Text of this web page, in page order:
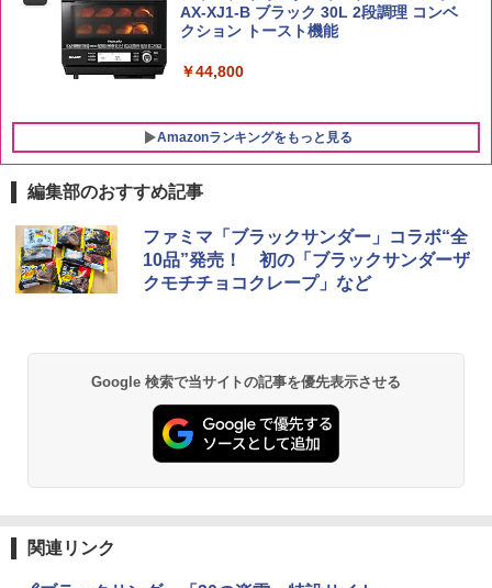
AX-XJ1-B ブラック 30L 2段調理 コンベ
クション トースト機能
￥44,800
Amazonランキングをもっと見る
編集部のおすすめ記事
ファミマ「ブラックサンダー」コラボ“全
10品”発売！ 初の「ブラックサンダーザ
クモチチョコクレープ」など
Google 検索で当サイトの記事を優先表示させる
関連リンク